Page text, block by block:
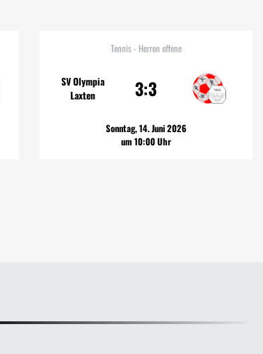
Tennis - Herren offene
SV Olympia
Laxten
3:3
Sonntag, 14. Juni 2026
um 10:00 Uhr